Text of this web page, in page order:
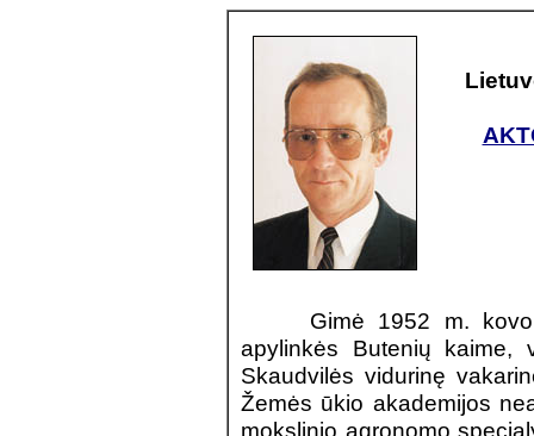
Gimė 1952 m. kovo
apylinkės Butenių kaime,
Skaudvilės vidurinę
Žemės ūkio akademijos
mokslinio agronomo